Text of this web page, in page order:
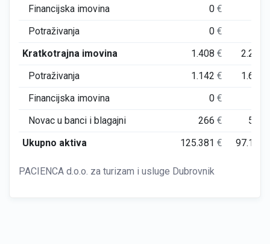
Financijska imovina
0€
Potraživanja
0€
Kratkotrajna imovina
1.408€ 2.224
Potraživanja
1.142€ 1.645
Financijska imovina
0€
Novac u banci i blagajni
266€ 579
Ukupno aktiva
125.381€ 97.110
PACIENCA d.o.o. za turizam i usluge Dubrovnik